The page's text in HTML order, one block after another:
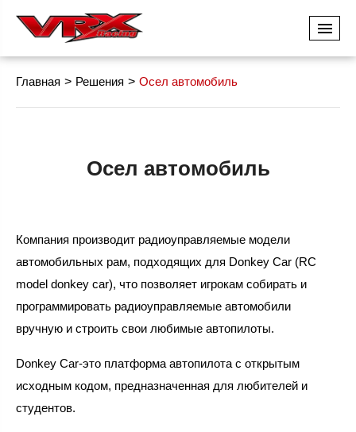
Главная Решения Осел автомобиль
Осел автомобиль
Компания производит радиоуправляемые модели
автомобильных рам, подходящих для Donkey Car (RC
model donkey car), что позволяет игрокам собирать и
программировать радиоуправляемые автомобили
вручную и строить свои любимые автопилоты.
Donkey Car-это платформа автопилота с открытым
исходным кодом, предназначенная для любителей и
студентов.